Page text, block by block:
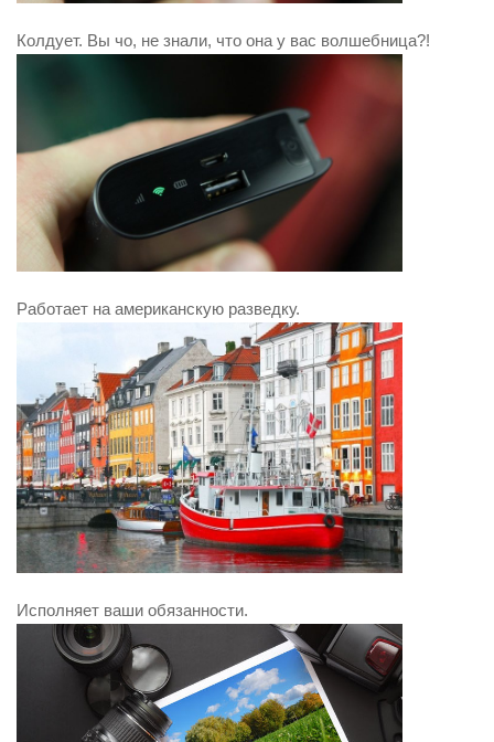
Колдует. Вы чо, не знали, что она у вас волшебница?!
Работает на американскую разведку.
Исполняет ваши обязанности.